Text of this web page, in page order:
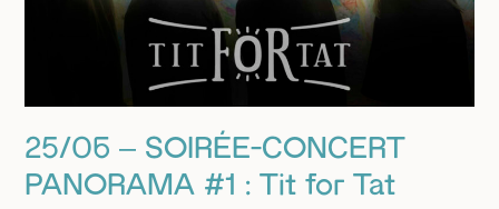
25/06 – SOIRÉE-CONCERT
PANORAMA #1 : Tit for Tat